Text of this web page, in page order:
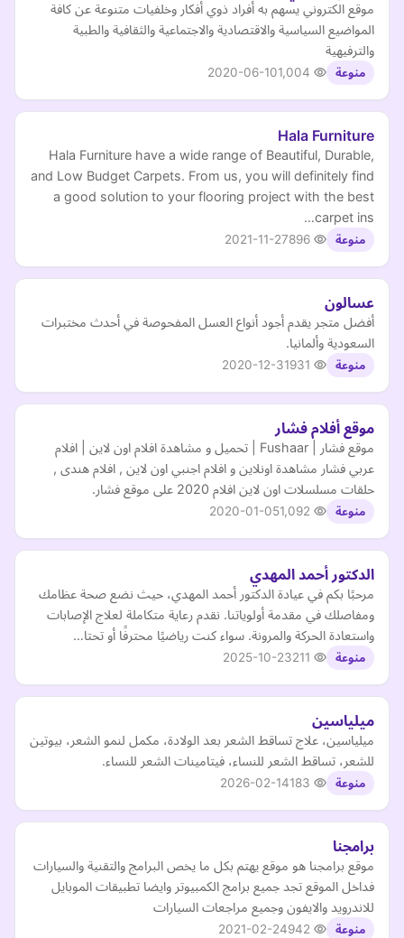
موقع الكتروني يسهم به أفراد ذوي أفكار وخلفيات متنوعة عن كافة
المواضيع السياسية والاقتصادية والاجتماعية والثقافية والطبية
والترفيهية
منوعة 2020-06-10
Hala Furniture
Hala Furniture have a wide range of Beautiful, Durable,
and Low Budget Carpets. From us, you will definitely find
a good solution to your flooring project with the best
carpet ins…
منوعة 2021-11-27
عسالون
أفضل متجر يقدم أجود أنواع العسل المفحوصة في أحدث مختبرات
السعودية وألمانيا.
منوعة 2020-12-31
موقع أفلام فشار
موقع فشار | Fushaar | تحميل و مشاهدة افلام اون لاين | افلام
عربي فشار مشاهدة اونلاين و افلام اجنبي اون لاين , افلام هندى ,
حلقات مسلسلات اون لاين افلام 2020 على موقع فشار.
منوعة 2020-01-05
الدكتور أحمد المهدي
مرحبًا بكم في عيادة الدكتور أحمد المهدي، حيث نضع صحة عظامك
ومفاصلك في مقدمة أولوياتنا. نقدم رعاية متكاملة لعلاج الإصابات
واستعادة الحركة والمرونة. سواء كنت رياضيًا محترفًا أو تحتا…
منوعة 2025-10-23
ميلياسين
ميلياسين، علاج تساقط الشعر بعد الولادة، مكمل لنمو الشعر، بيوتين
للشعر، تساقط الشعر للنساء، فيتامينات الشعر للنساء.
منوعة 2026-02-14
برامجنا
موقع برامجنا هو موقع يهتم بكل ما يخص البرامج والتقنية والسيارات
فداخل الموقع تجد جميع برامج الكمبيوتر وايضا تطبيقات الموبايل
للاندرويد والايفون وجميع مراجعات السيارات
منوعة 2021-02-24